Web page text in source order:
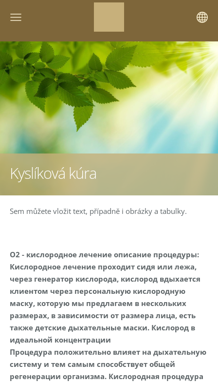
Kyslíková kúra
Sem můžete vložit text, případně i obrázky a tabulky.
O2 - кислородное лечение описание процедуры:
Кислородное лечение проходит сидя или лежа,
через генератор кислорода, кислород вдыхается
клиентом через персональную кислородную
маску, которую мы предлагаем в нескольких
размерах, в зависимости от размера лица, есть
также детские дыхательные маски. Кислород в
идеальной концентрации
Процедура положительно влияет на дыхательную
систему и тем самым способствует общей
регенерации организма. Кислородная процедура